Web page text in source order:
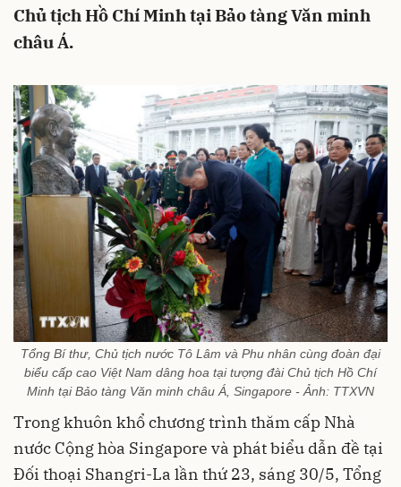
Chủ tịch Hồ Chí Minh tại Bảo tàng Văn minh
châu Á.
Tổng Bí thư, Chủ tịch nước Tô Lâm và Phu nhân cùng đoàn đại
biểu cấp cao Việt Nam dâng hoa tại tượng đài Chủ tịch Hồ Chí
Minh tại Bảo tàng Văn minh châu Á, Singapore - Ảnh: TTXVN
Trong khuôn khổ chương trình thăm cấp Nhà
nước Cộng hòa Singapore và phát biểu dẫn đề tại
Đối thoại Shangri-La lần thứ 23, sáng 30/5, Tổng